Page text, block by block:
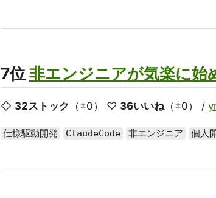
7位 非エンジニアが気楽に始
◇ 32ストック （±0） ♡ 36いいね（±0） /
仕様駆動開発 ClaudeCode 非エンジニア 個人